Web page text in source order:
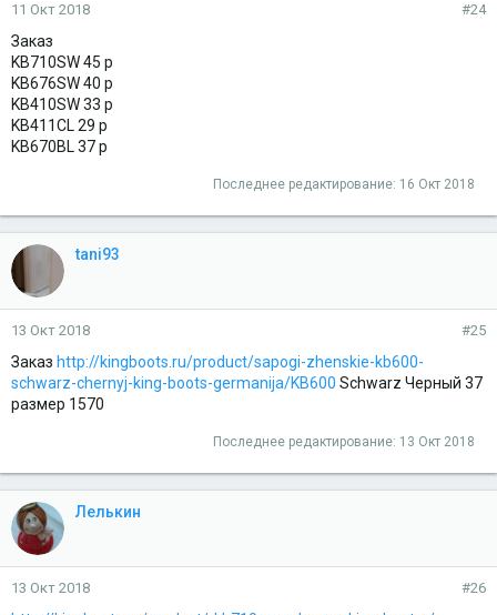
11 Окт 2018 #24
Заказ
KB710SW 45 р
KB676SW 40 р
KB410SW 33 р
KB411CL 29 р
KB670BL 37 р
Последнее редактирование: 16 Окт 2018
tani93
13 Окт 2018 #25
Заказ http://kingboots.ru/product/sapogi-zhenskie-kb600-
schwarz-chernyj-king-boots-germanija/KB600 Schwarz Черный 37
размер 1570
Последнее редактирование: 13 Окт 2018
Лелькин
13 Окт 2018 #26